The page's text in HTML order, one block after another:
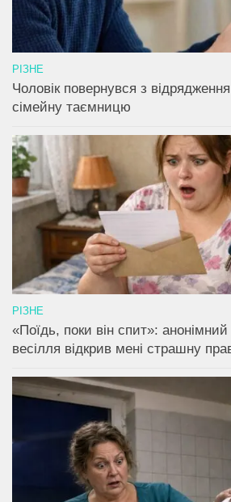
РІЗНЕ
Чоловік повернувся з
сімейну таємницю
РІЗНЕ
«Поїдь, поки він спит»:
весілля відкрив мені страшну